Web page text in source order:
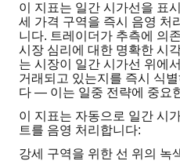
이 지표는 일간 시가선을 표
세 가격 구역을 즉시 음영 처
니다. 트레이더가 추측에 의
시장 심리에 대한 명확한 시
는 시장이 일간 시가선 위에
거래되고 있는지를 즉시 식
다 — 이는 일중 전략에 중요
이 지표는 자동으로 일간 시
트를 음영 처리합니다:
강세 구역을 위한 선 위의 녹